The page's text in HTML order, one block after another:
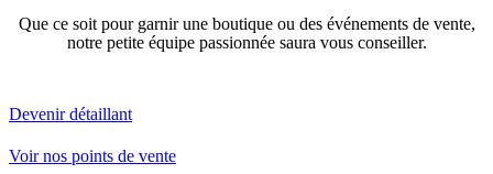
Que ce soit pour garnir une boutique ou des événements de vente,
notre petite équipe passionnée saura vous conseiller.
Devenir détaillant
Voir nos points de vente